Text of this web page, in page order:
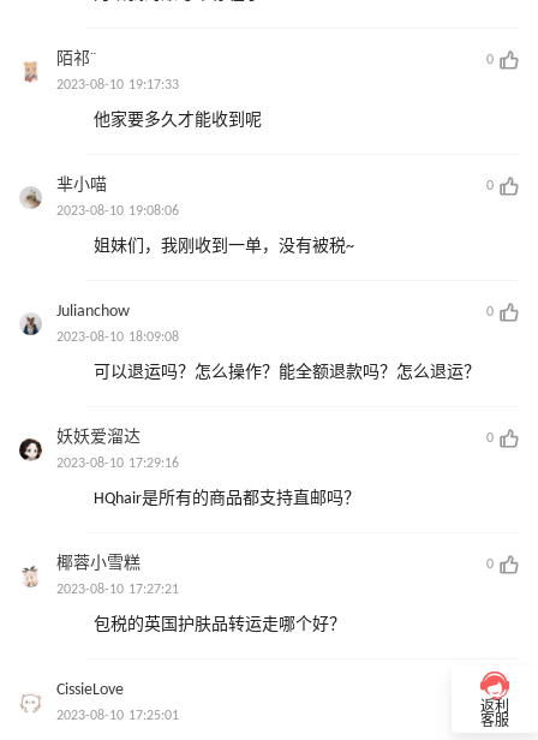
陌祁¨
0
2023-08-10 19:17:33
他家要多久才能收到呢
芈小喵
0
2023-08-10 19:08:06
姐妹们，我刚收到一单，没有被税~
Julianchow
0
2023-08-10 18:09:08
可以退运吗？怎么操作？能全额退款吗？怎么退运？
妖妖爱溜达
0
2023-08-10 17:29:16
HQhair是所有的商品都支持直邮吗？
椰蓉小雪糕
0
2023-08-10 17:27:21
包税的英国护肤品转运走哪个好？
CissieLove
0
2023-08-10 17:25:01
返利
客服